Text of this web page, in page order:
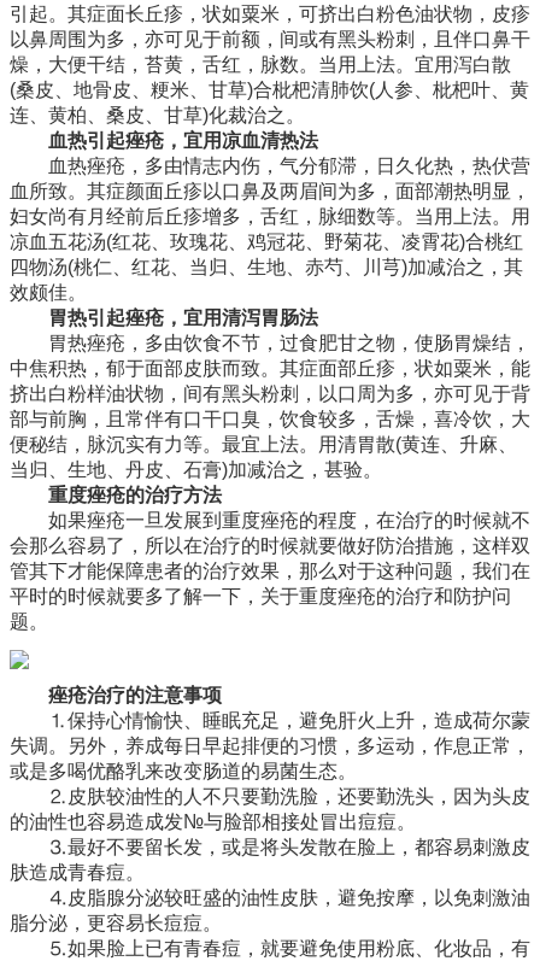
引起。其症面长丘疹，状如粟米，可挤出白粉色油状物，皮疹
以鼻周围为多，亦可见于前额，间或有黑头粉刺，且伴口鼻干
燥，大便干结，苔黄，舌红，脉数。当用上法。宜用泻白散
(桑皮、地骨皮、粳米、甘草)合枇杷清肺饮(人参、枇杷叶、黄
连、黄柏、桑皮、甘草)化裁治之。
血热引起痤疮，宜用凉血清热法
血热痤疮，多由情志内伤，气分郁滞，日久化热，热伏营
血所致。其症颜面丘疹以口鼻及两眉间为多，面部潮热明显，
妇女尚有月经前后丘疹增多，舌红，脉细数等。当用上法。用
凉血五花汤(红花、玫瑰花、鸡冠花、野菊花、凌霄花)合桃红
四物汤(桃仁、红花、当归、生地、赤芍、川芎)加减治之，其
效颇佳。
胃热引起痤疮，宜用清泻胃肠法
胃热痤疮，多由饮食不节，过食肥甘之物，使肠胃燥结，
中焦积热，郁于面部皮肤而致。其症面部丘疹，状如粟米，能
挤出白粉样油状物，间有黑头粉刺，以口周为多，亦可见于背
部与前胸，且常伴有口干口臭，饮食较多，舌燥，喜冷饮，大
便秘结，脉沉实有力等。最宜上法。用清胃散(黄连、升麻、
当归、生地、丹皮、石膏)加减治之，甚验。
重度痤疮的治疗方法
如果痤疮一旦发展到重度痤疮的程度，在治疗的时候就不
会那么容易了，所以在治疗的时候就要做好防治措施，这样双
管其下才能保障患者的治疗效果，那么对于这种问题，我们在
平时的时候就要多了解一下，关于重度痤疮的治疗和防护问
题。
痤疮治疗的注意事项
⒈保持心情愉快、睡眠充足，避免肝火上升，造成荷尔蒙
失调。另外，养成每日早起排便的习惯，多运动，作息正常，
或是多喝优酪乳来改变肠道的易菌生态。
⒉皮肤较油性的人不只要勤洗脸，还要勤洗头，因为头皮
的油性也容易造成发№与脸部相接处冒出痘痘。
⒊最好不要留长发，或是将头发散在脸上，都容易刺激皮
肤造成青春痘。
⒋皮脂腺分泌较旺盛的油性皮肤，避免按摩，以免刺激油
脂分泌，更容易长痘痘。
⒌如果脸上已有青春痘，就要避免使用粉底、化妆品，有